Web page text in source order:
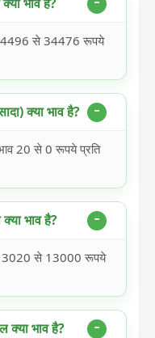
से 34476 रूपये
क्या भाव है?
20 से 0 रूपये प्रति
भाव है?
से 13000 रूपये
भाव है?